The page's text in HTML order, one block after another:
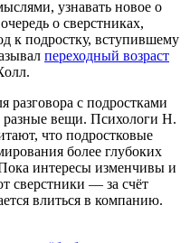
узнавать новое о
о сверстниках,
к подростку, вступившему
переходный возраст
разговора с подростками
вещи. Психологи Н.
что подростковые
более глубоких
интересы изменчивы и
сверстники — за счёт
влиться в компанию.